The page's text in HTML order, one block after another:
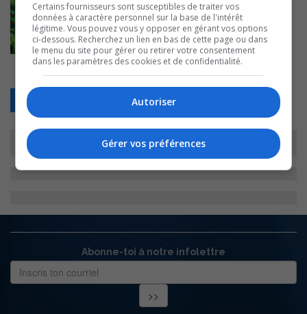
Abonne-toi à notre infolettre
Certains fournisseurs sont susceptibles de traiter vos
données à caractère personnel sur la base de l'intérêt
légitime. Vous pouvez vous y opposer en gérant vos options
ci-dessous. Recherchez un lien en bas de cette page ou dans
le menu du site pour gérer ou retirer votre consentement
dans les paramètres des cookies et de confidentialité.
Autoriser
Gérer vos préférences